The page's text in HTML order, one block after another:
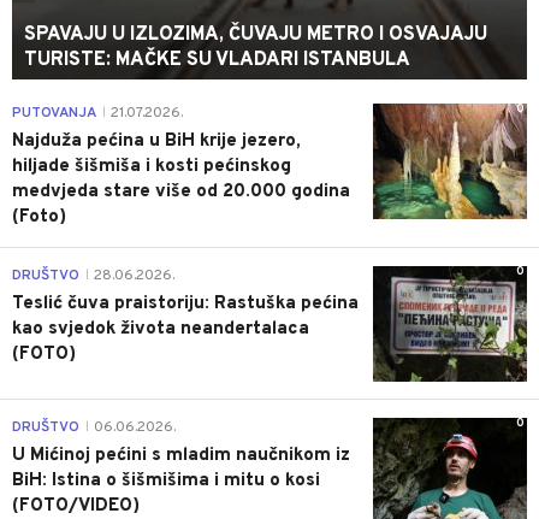
SPAVAJU U IZLOZIMA, ČUVAJU METRO I OSVAJAJU
TURISTE: MAČKE SU VLADARI ISTANBULA
0
PUTOVANJA 21.07.2026.
Najduža pećina u BiH krije jezero,
hiljade šišmiša i kosti pećinskog
medvjeda stare više od 20.000 godina
(Foto)
0
DRUŠTVO 28.06.2026.
Teslić čuva praistoriju: Rastuška pećina
kao svjedok života neandertalaca
(FOTO)
0
DRUŠTVO 06.06.2026.
U Mićinoj pećini s mladim naučnikom iz
BiH: Istina o šišmišima i mitu o kosi
(FOTO/VIDEO)